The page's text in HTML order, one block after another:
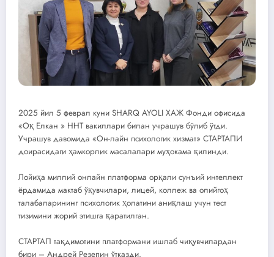
2025 йил 5 феврал куни SHARQ AYOLI ХАЖ Фонди офисида
«Оқ Елкан » ННТ вакиллари билан учрашув бўлиб ўтди.
Учрашув давомида «Он-лайн психологик хизмат» СТАРТАПИ
доирасидаги ҳамкорлик масалалари муҳокама қилинди.
Лойиҳа миллий онлайн платформа орқали сунъий интеллект
ёрдамида мактаб ўқувчилари, лицей, коллеж ва олийгоҳ
талабаларининг психологик ҳолатини аниқлаш учун тест
тизимини жорий этишга қаратилган.
СТАРТАП тақдимотини платформани ишлаб чиқувчилардан
бири – Андрей Резепин ўтказди.